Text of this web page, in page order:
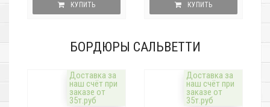
КУПИТЬ КУПИТЬ
БОРДЮРЫ САЛЬВЕТТИ
Доставка за
наш счёт при
заказе от
35т.руб
Доставка за
наш счёт при
заказе от
35т.руб